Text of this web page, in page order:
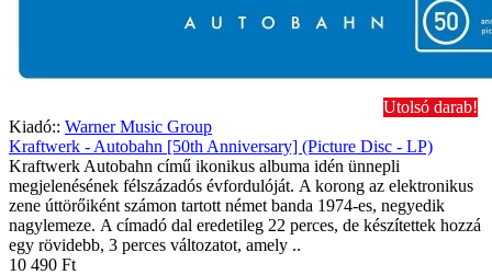
Utolsó darab!
Kiadó:: Warner Music Group
Kraftwerk - Autobahn [50th Anniversary] (Picture Disc - LP)
Kraftwerk Autobahn című ikonikus albuma idén ünnepli
megjelenésének félszázadós évfordulóját. A korong az elektronikus
zene úttörőiként számon tartott német banda 1974-es, negyedik
nagylemeze. A címadó dal eredetileg 22 perces, de készítettek hozzá
egy rövidebb, 3 perces változatot, amely ..
10 490 Ft